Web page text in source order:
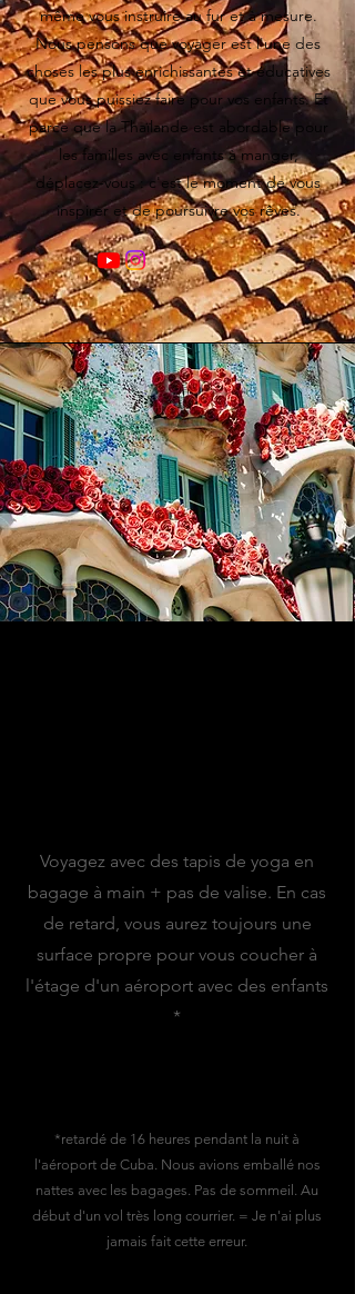
même vous instruire au fur et à mesure.
Nous pensons que voyager est l'une des
choses les plus enrichissantes et éducatives
que vous puissiez faire pour vos enfants. Et
parce que la Thaïlande est abordable pour
les familles avec enfants à manger,
déplacez-vous : c'est le moment de vous
inspirer et de poursuivre vos rêves.
Voyagez avec des tapis de yoga en
bagage à main + pas de valise. En cas
de retard, vous aurez toujours une
surface propre pour vous coucher à
l'étage d'un aéroport avec des enfants
*
*retardé de 16 heures pendant la nuit à
l'aéroport de Cuba. Nous avions emballé nos
nattes avec les bagages. Pas de sommeil. Au
début d'un vol très long courrier. = Je n'ai plus
jamais fait cette erreur.